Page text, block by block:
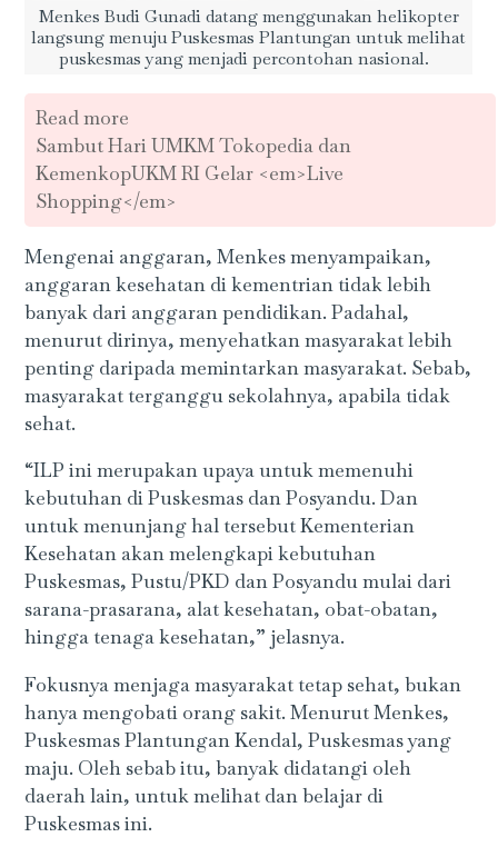
Menkes Budi Gunadi datang menggunakan helikopter
langsung menuju Puskesmas Plantungan untuk melihat
puskesmas yang menjadi percontohan nasional.
Read more
Sambut Hari UMKM Tokopedia dan
KemenkopUKM RI Gelar <em>Live
Shopping</em>
Mengenai anggaran, Menkes menyampaikan,
anggaran kesehatan di kementrian tidak lebih
banyak dari anggaran pendidikan. Padahal,
menurut dirinya, menyehatkan masyarakat lebih
penting daripada memintarkan masyarakat. Sebab,
masyarakat terganggu sekolahnya, apabila tidak
sehat.
“ILP ini merupakan upaya untuk memenuhi
kebutuhan di Puskesmas dan Posyandu. Dan
untuk menunjang hal tersebut Kementerian
Kesehatan akan melengkapi kebutuhan
Puskesmas, Pustu/PKD dan Posyandu mulai dari
sarana-prasarana, alat kesehatan, obat-obatan,
hingga tenaga kesehatan,” jelasnya.
Fokusnya menjaga masyarakat tetap sehat, bukan
hanya mengobati orang sakit. Menurut Menkes,
Puskesmas Plantungan Kendal, Puskesmas yang
maju. Oleh sebab itu, banyak didatangi oleh
daerah lain, untuk melihat dan belajar di
Puskesmas ini.